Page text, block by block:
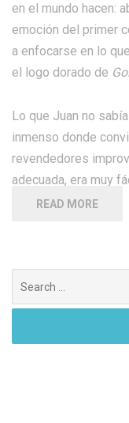
en el mundo hacen:
emoción del primer
a enfocarse en lo
el logo dorado de
Lo que Juan no
inmenso donde
revendedores
adecuada, era muy
READ MORE
for: